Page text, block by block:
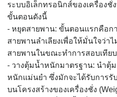
ระบบอิเล็กทรอนิกส์ของเครื่องชั่
ขั้นตอนดังนี้
- หยุดสายพาน: ขั้นตอนแรกคือก
สายพานลำเลียงเพื่อให้มั่นใจว่า
สายพานในขณะทำการสอบเทียบ
- วางตุ้มน้ำหนักมาตรฐาน: นำตุ้
หนักแม่นยำ ซึ่งมักจะได้รับการรั
บนโครงสร้างของเครื่องชั่ง